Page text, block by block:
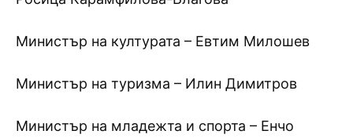
Министър на културата – Евтим Милошев
Министър на туризма – Илин Димитров
Министър на младежта и спорта – Енчо